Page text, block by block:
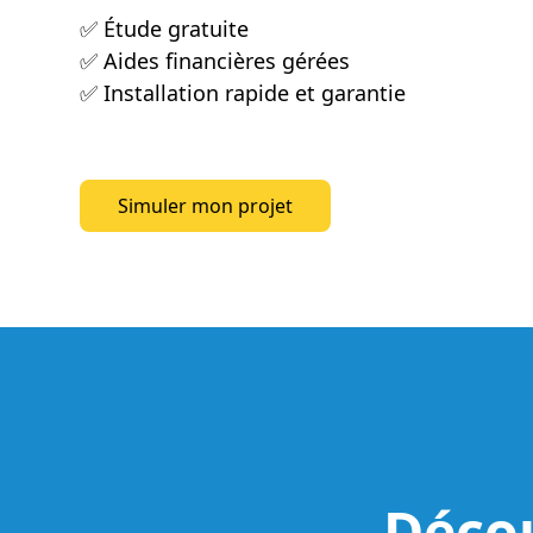
✅ Étude gratuite
✅ Aides financières gérées
✅ Installation rapide et garantie
Simuler mon projet